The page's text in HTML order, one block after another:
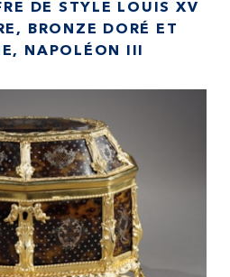
DE STYLE LOUIS XV
BRONZE DORÉ ET
NAPOLÉON III